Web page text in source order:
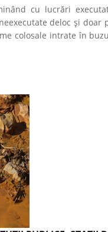
cu lucrări
deloc şi doar
colosale intrate în